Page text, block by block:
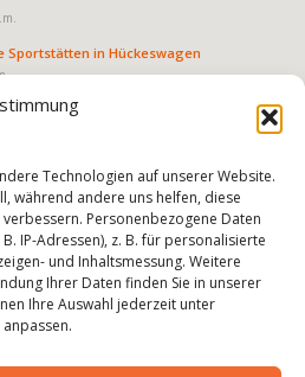
Technologien auf unserer Website.
während andere uns helfen, diese
Personenbezogene Daten
IP-Adressen), z. B. für personalisierte
und Inhaltsmessung. Weitere
Ihrer Daten finden Sie in unserer
Ihre Auswahl jederzeit unter